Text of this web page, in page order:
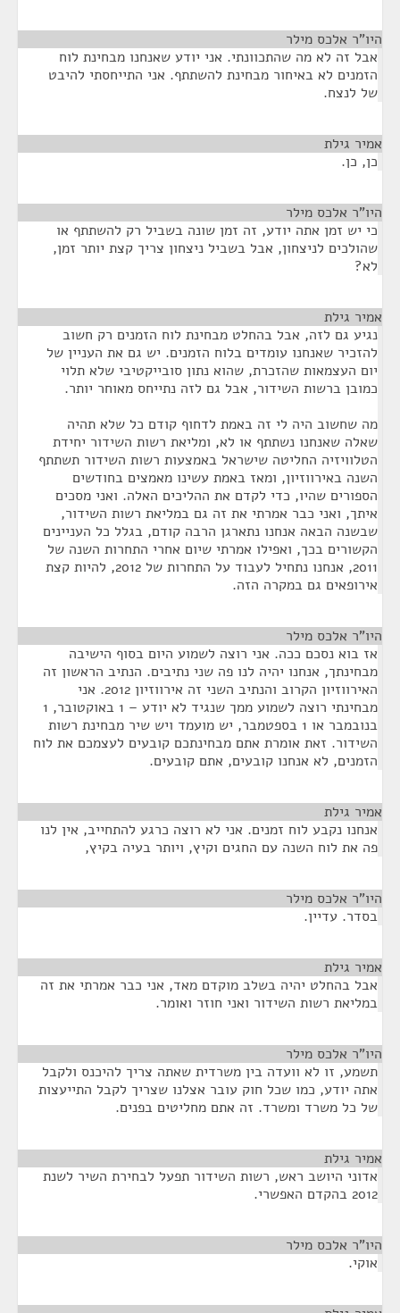
היו"ר אלכס מילר
אבל זה לא מה שהתכוונתי. אני יודע שאנחנו מבחינת לוח
הזמנים לא באיחור מבחינת להשתתף. אני התייחסתי להיבט
של לנצח.
אמיר גילת
כן, כן.
היו"ר אלכס מילר
כי יש זמן אתה יודע, זה זמן שונה בשביל רק להשתתף או
שהולכים לניצחון, אבל בשביל ניצחון צריך קצת יותר זמן,
לא?
אמיר גילת
נגיע גם לזה, אבל בהחלט מבחינת לוח הזמנים רק חשוב
להזכיר שאנחנו עומדים בלוח הזמנים. יש גם את העניין של
יום העצמאות שהזכרת, שהוא נתון סובייקטיבי שלא תלוי
כמובן ברשות השידור, אבל גם לזה נתייחס מאוחר יותר.
מה שחשוב היה לי זה באמת לדחוף קודם כל שלא תהיה
שאלה שאנחנו נשתתף או לא, ומליאת רשות השידור יחידת
הטלוויזיה החליטה שישראל באמצעות רשות השידור תשתתף
השנה באירווזיון, ומאז באמת עשינו מאמצים בחודשים
הספורים שהיו, כדי לקדם את ההליכים האלה. ואני מסכים
איתך, ואני כבר אמרתי את זה גם במליאת רשות השידור,
שבשנה הבאה אנחנו נתארגן הרבה קודם, בגלל כל העניינים
הקשורים בכך, ואפילו אמרתי שיום אחרי התחרות השנה של
2011, אנחנו נתחיל לעבוד על התחרות של 2012, להיות קצת
אירופאים גם במקרה הזה.
היו"ר אלכס מילר
אז בוא נסכם ככה. אני רוצה לשמוע היום בסוף הישיבה
מבחינתך, אנחנו יהיה לנו פה שני נתיבים. הנתיב הראשון זה
האירווזיון הקרוב והנתיב השני זה אירווזיון 2012. אני
מבחינתי רוצה לשמוע ממך שנגיד לא יודע – 1 באוקטובר, 1
בנובמבר או 1 בספטמבר, יש מועמד ויש שיר מבחינת רשות
השידור. זאת אומרת אתם מבחינתכם קובעים לעצמכם את לוח
הזמנים, לא אנחנו קובעים, אתם קובעים.
אמיר גילת
אנחנו נקבע לוח זמנים. אני לא רוצה כרגע להתחייב, אין לנו
פה את לוח השנה עם החגים וקיץ, ויותר בעיה בקיץ,
היו"ר אלכס מילר
בסדר. עדיין.
אמיר גילת
אבל בהחלט יהיה בשלב מוקדם מאד, אני כבר אמרתי את זה
במליאת רשות השידור ואני חוזר ואומר.
היו"ר אלכס מילר
תשמע, זו לא וועדה בין משרדית שאתה צריך להיכנס ולקבל
אתה יודע, כמו שכל חוק עובר אצלנו שצריך לקבל התייעצות
של כל משרד ומשרד. זה אתם מחליטים בפנים.
אמיר גילת
אדוני היושב ראש, רשות השידור תפעל לבחירת השיר לשנת
2012 בהקדם האפשרי.
היו"ר אלכס מילר
אוקי.